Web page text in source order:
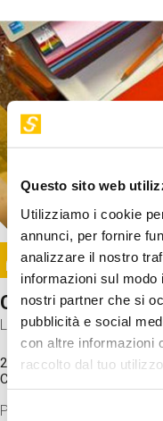
Questo sito web
Utilizziamo i cookie
annunci, per fornire
analizzare il nostro
informazioni sul
nostri partner che si
pubblicità e social
con altre informazioni
raccolto dal tuo
Selezione
Image
SUNDAY@STEP
Come funziona il
Laboratorio
20 Set 2026 / 11:15 - 13:00
Costo
Proveremo a costruire